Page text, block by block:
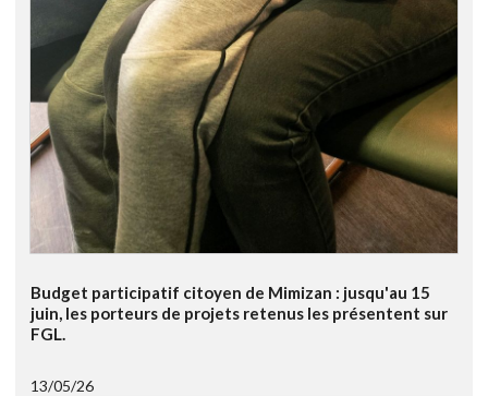
Budget participatif citoyen de Mimizan : jusqu'au 15
juin, les porteurs de projets retenus les présentent sur
FGL.
13/05/26